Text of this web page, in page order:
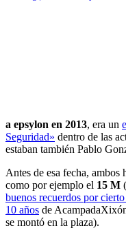
a epsylon en 2013, era un
Seguridad» dentro de las
estaban también Pablo
Antes de esa fecha,
como por ejemplo el 15 M
buenos recuerdos por
10 años de
se montó en la plaza).